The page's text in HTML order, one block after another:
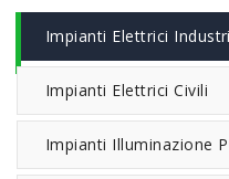
Impianti Elettrici
Impianti Elettrici Civili
Impianti Illuminazione